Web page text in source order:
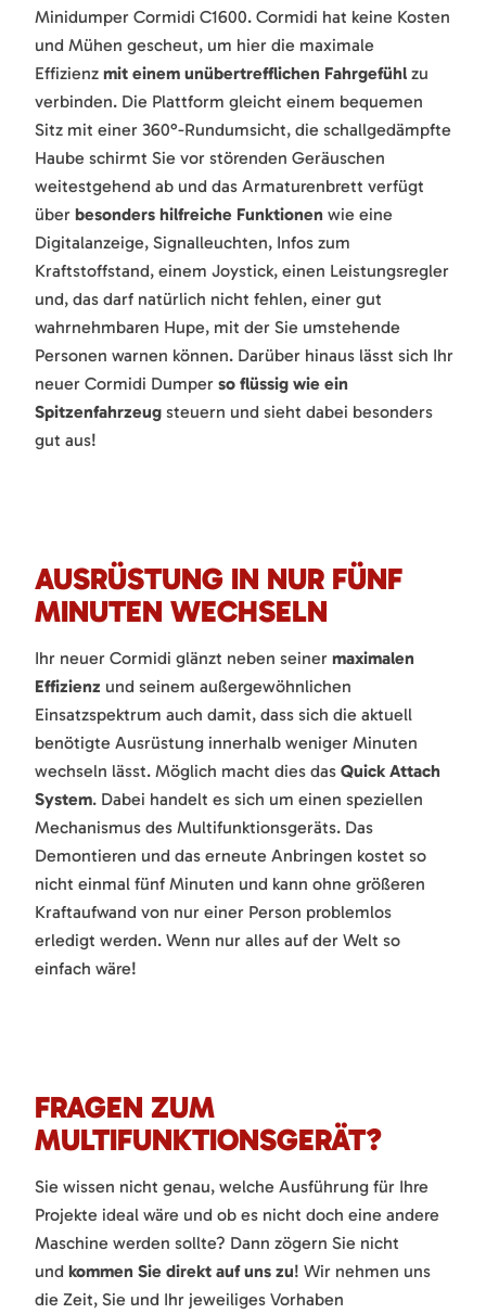
Minidumper Cormidi C1600. Cormidi hat keine Kosten
und Mühen gescheut, um hier die maximale
Effizienz mit einem unübertrefflichen Fahrgefühl zu
verbinden. Die Plattform gleicht einem bequemen
Sitz mit einer 360°-Rundumsicht, die schallgedämpfte
Haube schirmt Sie vor störenden Geräuschen
weitestgehend ab und das Armaturenbrett verfügt
über besonders hilfreiche Funktionen wie eine
Digitalanzeige, Signalleuchten, Infos zum
Kraftstoffstand, einem Joystick, einen Leistungsregler
und, das darf natürlich nicht fehlen, einer gut
wahrnehmbaren Hupe, mit der Sie umstehende
Personen warnen können. Darüber hinaus lässt sich Ihr
neuer Cormidi Dumper so flüssig wie ein
Spitzenfahrzeug steuern und sieht dabei besonders
gut aus!
AUSRÜSTUNG IN NUR FÜNF
MINUTEN WECHSELN
Ihr neuer Cormidi glänzt neben seiner maximalen
Effizienz und seinem außergewöhnlichen
Einsatzspektrum auch damit, dass sich die aktuell
benötigte Ausrüstung innerhalb weniger Minuten
wechseln lässt. Möglich macht dies das Quick Attach
System. Dabei handelt es sich um einen speziellen
Mechanismus des Multifunktionsgeräts. Das
Demontieren und das erneute Anbringen kostet so
nicht einmal fünf Minuten und kann ohne größeren
Kraftaufwand von nur einer Person problemlos
erledigt werden. Wenn nur alles auf der Welt so
einfach wäre!
FRAGEN ZUM
MULTIFUNKTIONSGERÄT?
Sie wissen nicht genau, welche Ausführung für Ihre
Projekte ideal wäre und ob es nicht doch eine andere
Maschine werden sollte? Dann zögern Sie nicht
und kommen Sie direkt auf uns zu! Wir nehmen uns
die Zeit, Sie und Ihr jeweiliges Vorhaben